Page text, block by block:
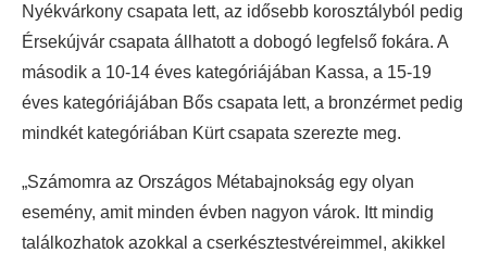
Nyékvárkony csapata lett, az idősebb korosztályból pedig
Érsekújvár csapata állhatott a dobogó legfelső fokára. A
második a 10-14 éves kategóriájában Kassa, a 15-19
éves kategóriájában Bős csapata lett, a bronzérmet pedig
mindkét kategóriában Kürt csapata szerezte meg.
„Számomra az Országos Métabajnokság egy olyan
esemény, amit minden évben nagyon várok. Itt mindig
találkozhatok azokkal a cserkésztestvéreimmel, akikkel